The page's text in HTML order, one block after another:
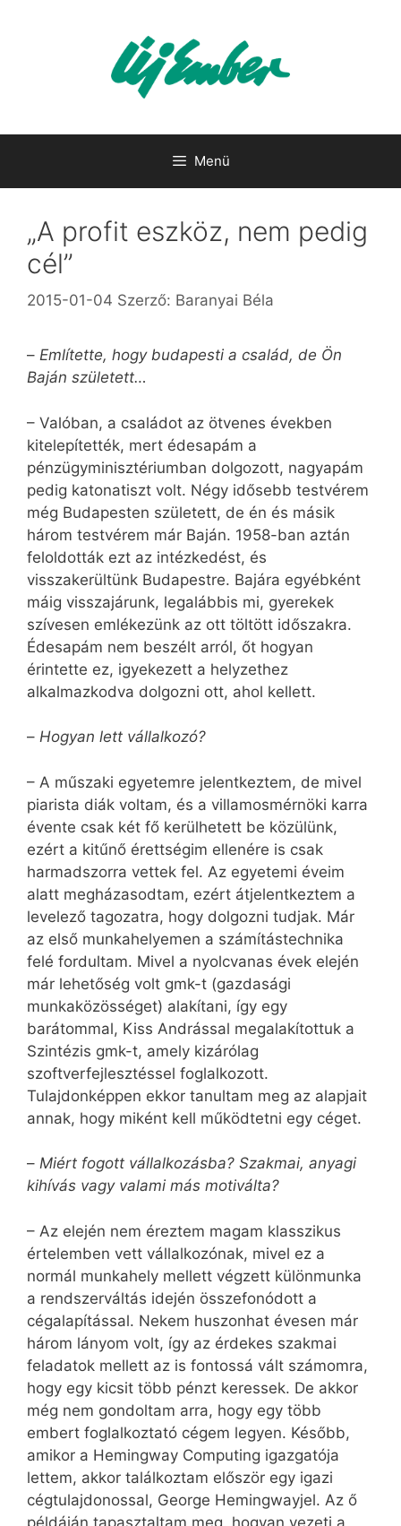
Menü
„A profit eszköz, nem pedig
cél”
2015-01-04 Szerző: Baranyai Béla
– Említette, hogy budapesti a család, de Ön
Baján született…
– Valóban, a családot az ötvenes években
kitelepítették, mert édesapám a
pénzügyminisztériumban dolgozott, nagyapám
pedig katonatiszt volt. Négy idősebb testvérem
még Budapesten született, de én és másik
három testvérem már Baján. 1958-ban aztán
feloldották ezt az intézkedést, és
visszakerültünk Budapestre. Bajára egyébként
máig visszajárunk, legalábbis mi, gyerekek
szívesen emlékezünk az ott töltött időszakra.
Édesapám nem beszélt arról, őt hogyan
érintette ez, igyekezett a helyzethez
alkalmazkodva dolgozni ott, ahol kellett.
– Hogyan lett vállalkozó?
– A műszaki egyetemre jelentkeztem, de mivel
piarista diák voltam, és a villamosmérnöki karra
évente csak két fő kerülhetett be közülünk,
ezért a kitűnő érettségim ellenére is csak
harmadszorra vettek fel. Az egyetemi éveim
alatt megházasodtam, ezért átjelentkeztem a
levelező tagozatra, hogy dolgozni tudjak. Már
az első munkahelyemen a számítástechnika
felé fordultam. Mivel a nyolcvanas évek elején
már lehetőség volt gmk-t (gazdasági
munkaközösséget) alakítani, így egy
barátommal, Kiss Andrással megalakítottuk a
Szintézis gmk-t, amely kizárólag
szoftverfejlesztéssel foglalkozott.
Tulajdonképpen ekkor tanultam meg az alapjait
annak, hogy miként kell működtetni egy céget.
– Miért fogott vállalkozásba? Szakmai, anyagi
kihívás vagy valami más motiválta?
– Az elején nem éreztem magam klasszikus
értelemben vett vállalkozónak, mivel ez a
normál munkahely mellett végzett különmunka
a rendszerváltás idején összefonódott a
cégalapítással. Nekem huszonhat évesen már
három lányom volt, így az érdekes szakmai
feladatok mellett az is fontossá vált számomra,
hogy egy kicsit több pénzt keressek. De akkor
még nem gondoltam arra, hogy egy több
embert foglalkoztató cégem legyen. Később,
amikor a Hemingway Computing igazgatója
lettem, akkor találkoztam először egy igazi
cégtulajdonossal, George Hemingwayjel. Az ő
példáján tapasztaltam meg, hogyan vezeti a